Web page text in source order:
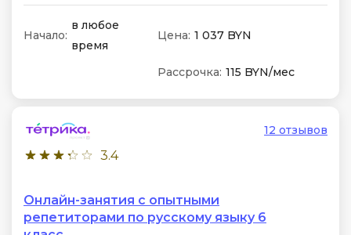
Начало:
в любое
время
Цена: 1 037 BYN
Рассрочка: 115 BYN/мес
3.4
12 отзывов
Онлайн-занятия с опытными
репетиторами по русскому языку 6